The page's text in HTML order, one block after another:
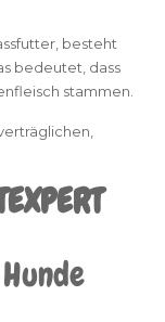
besteht
bedeutet, dass
stammen.